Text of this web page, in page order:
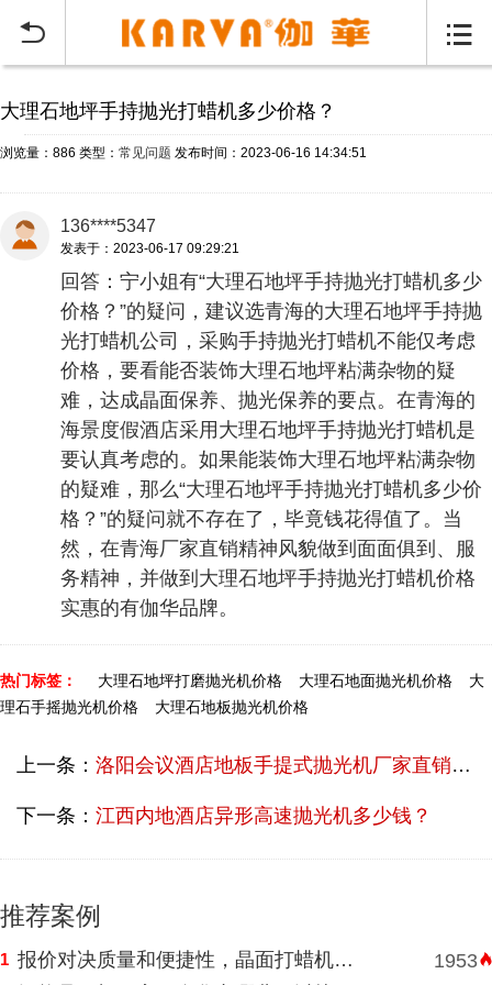
 
大理石地坪手持抛光打蜡机多少价格？
浏览量：886 类型： 常见问题 发布时间：2023-06-16 14:34:51
136****5347
发表于：2023-06-17 09:29:21
回答：宁小姐有“大理石地坪手持抛光打蜡机多少
价格？”的疑问，建议选青海的大理石地坪手持抛
光打蜡机公司，采购手持抛光打蜡机不能仅考虑
价格，要看能否装饰大理石地坪粘满杂物的疑
难，达成晶面保养、抛光保养的要点。在青海的
海景度假酒店采用大理石地坪手持抛光打蜡机是
要认真考虑的。如果能装饰大理石地坪粘满杂物
的疑难，那么“大理石地坪手持抛光打蜡机多少价
格？”的疑问就不存在了，毕竟钱花得值了。当
然，在青海厂家直销精神风貌做到面面俱到、服
务精神，并做到大理石地坪手持抛光打蜡机价格
实惠的有伽华品牌。
热门标签： 大理石地坪打磨抛光机价格 大理石地面抛光机价格
大
理石手摇抛光机价格
大理石地板抛光机价格
上一条： 洛阳会议酒店地板手提式抛光机厂家直销费用多少？
下一条： 江西内地酒店异形高速抛光机多少钱？
推荐案例
1 报价对决质量和便捷性，晶面打蜡机河南挑选需明智判断 1953